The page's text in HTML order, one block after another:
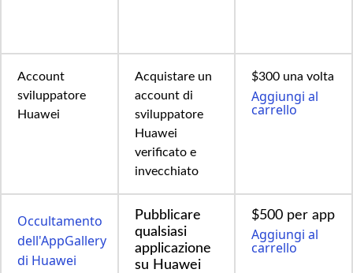
Account
sviluppatore
Huawei
Acquistare un
account di
sviluppatore
Huawei
verificato e
invecchiato
$300 una volta
Aggiungi al
carrello
Occultamento
dell'AppGallery
di Huawei
Pubblicare
qualsiasi
applicazione
su Huawei
$500 per app
Aggiungi al
carrello